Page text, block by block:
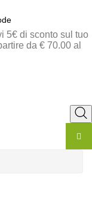
5€ di sconto sul tuo
da € 70.00 al